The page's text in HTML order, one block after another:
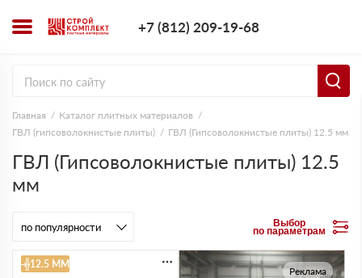
+7 (812) 209-19-68
Главная
Каталог плитных материалов
ГВЛ (гипсоволокнистые плиты)
ГВЛ (Гипсоволокнистые плиты) 12.5 мм
ГВЛ (Гипсоволокнистые плиты) 12.5
мм
Выбор
по параметрам
12.5 ММ
Реклама